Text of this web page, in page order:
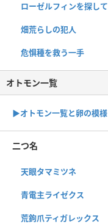
ローゼルフィンを探して
畑荒らしの犯人
危惧種を救う一手
オトモン一覧
▶︎オトモン一覧と卵の模様
二つ名
天眼タマミツネ
青電主ライゼクス
荒鉤爪ティガレックス